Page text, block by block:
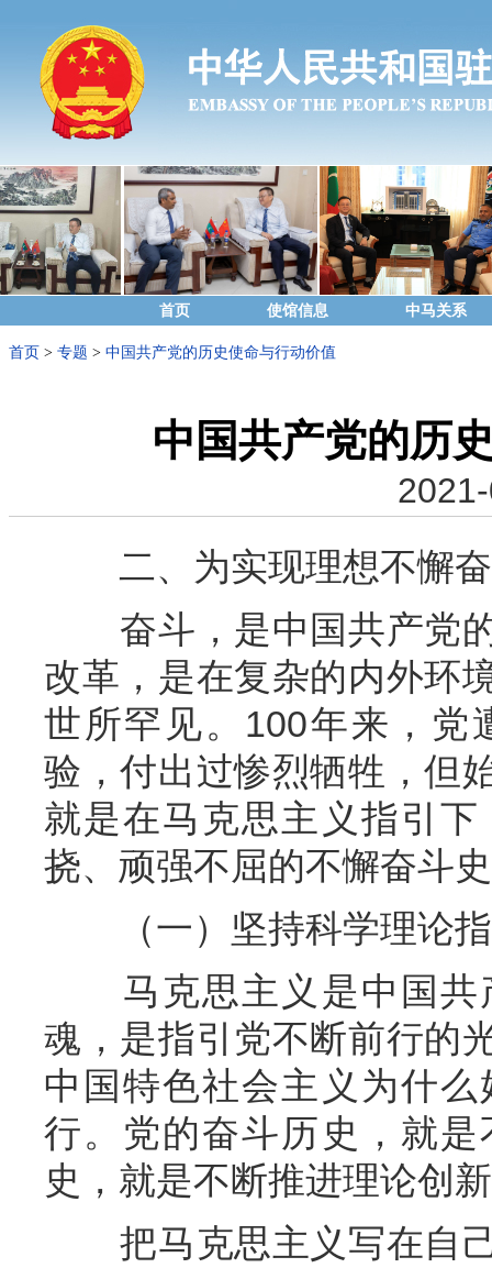
首页 使馆信息 中马关系
首页 > 专题 > 中国共产党的历史使命与行动价值
中国共产党的历
二、为实现理想不懈
奋斗，是中国共产党的
改革，是在复杂的内外环
世所罕见。100年来，党
验，付出过惨烈牺牲，但
就是在马克思主义指引
挠、顽强不屈的不懈奋斗
（一）坚持科学理论
马克思主义是中国共
魂，是指引党不断前行的
中国特色社会主义为什
行。党的奋斗历史，就
史，就是不断推进理论创
把马克思主义写在自己